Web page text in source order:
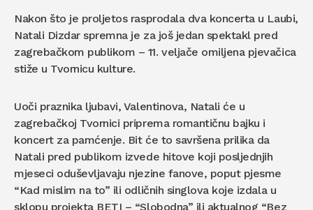
Nakon što je proljetos rasprodala dva koncerta u Laubi,
Natali Dizdar spremna je za još jedan spektakl pred
zagrebačkom publikom – 11. veljače omiljena pjevačica
stiže u Tvornicu kulture.
Uoči praznika ljubavi, Valentinova, Natali će u
zagrebačkoj Tvornici priprema romantičnu bajku i
koncert za pamćenje. Bit će to savršena prilika da
Natali pred publikom izvede hitove koji posljednjih
mjeseci oduševljavaju njezine fanove, poput pjesme
“Kad mislim na to” ili odličnih singlova koje izdala u
sklopu projekta BETI – “Slobodna” ili aktualnog “Bez